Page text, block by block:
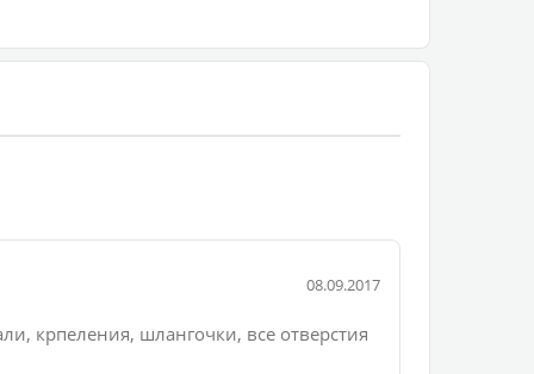
08.09.2017
крпеления, шлангочки, все отверстия